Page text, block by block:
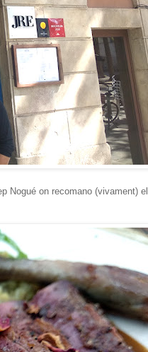
Nogué on recomano (vivament) el